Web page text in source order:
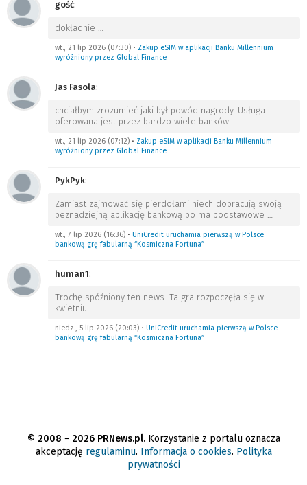
gość:
dokładnie …
wt., 21 lip 2026 (07:30) • Zakup eSIM w aplikacji Banku Millennium
wyróżniony przez Global Finance
Jas Fasola:
chciałbym zrozumieć jaki był powód nagrody. Usługa
oferowana jest przez bardzo wiele banków. …
wt., 21 lip 2026 (07:12) • Zakup eSIM w aplikacji Banku Millennium
wyróżniony przez Global Finance
PykPyk:
Zamiast zajmować się pierdołami niech dopracują swoją
beznadziejną aplikację bankową bo ma podstawowe …
wt., 7 lip 2026 (16:36) • UniCredit uruchamia pierwszą w Polsce
bankową grę fabularną “Kosmiczna Fortuna”
human1:
Trochę spóźniony ten news. Ta gra rozpoczęła się w
kwietniu. …
niedz., 5 lip 2026 (20:03) • UniCredit uruchamia pierwszą w Polsce
bankową grę fabularną “Kosmiczna Fortuna”
© 2008 − 2026 PRNews.pl.Korzystanie z portalu oznacza
akceptację regulaminu. Informacja o cookies. Polityka
prywatności